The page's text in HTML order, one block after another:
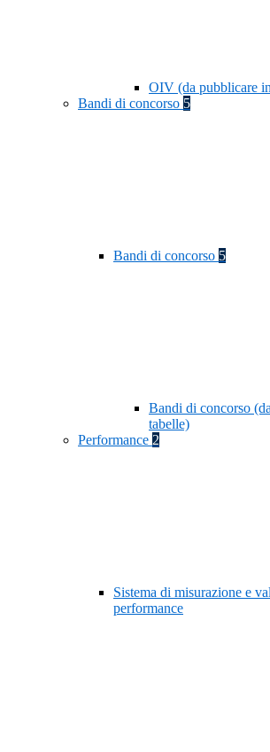
OIV (da pubblicare
Bandi di concorso 5
Bandi di concorso 5
Bandi di concorso
tabelle)
Performance 2
Sistema di misurazione e
performance